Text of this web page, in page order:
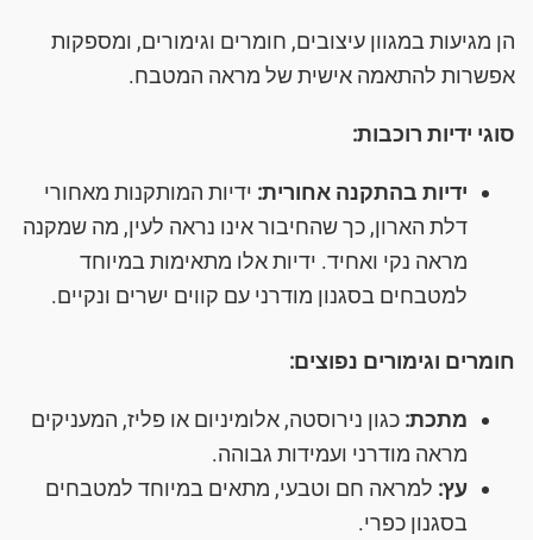
הן מגיעות במגוון עיצובים, חומרים וגימורים, ומספקות
אפשרות להתאמה אישית של מראה המטבח.
סוגי ידיות רוכבות:
ידיות בהתקנה אחורית: ידיות המותקנות מאחורי
דלת הארון, כך שהחיבור אינו נראה לעין, מה שמקנה
מראה נקי ואחיד. ידיות אלו מתאימות במיוחד
למטבחים בסגנון מודרני עם קווים ישרים ונקיים.
חומרים וגימורים נפוצים:
מתכת: כגון נירוסטה, אלומיניום או פליז, המעניקים
מראה מודרני ועמידות גבוהה.
עץ: למראה חם וטבעי, מתאים במיוחד למטבחים
בסגנון כפרי.